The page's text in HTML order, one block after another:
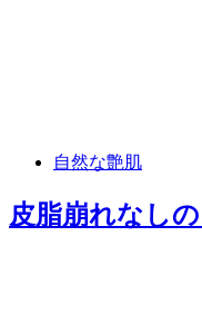
自然な艶肌
皮脂崩れなし